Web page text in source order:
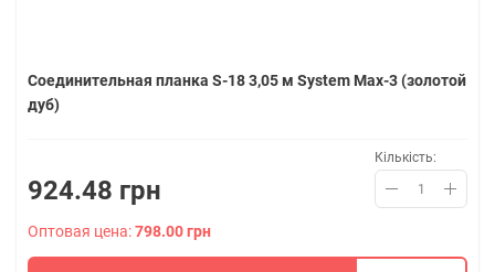
Соединительная планка S-18 3,05 м System Max-3 (золотой
дуб)
924.48 грн
Кількість:
Оптовая цена:798.00 грн